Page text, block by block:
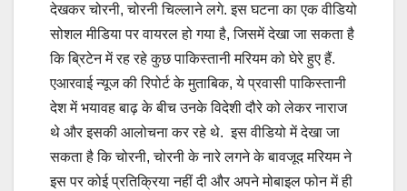
देखकर चोरनी, चोरनी चिल्लाने लगे. इस घटना का एक वीडियो
सोशल मीडिया पर वायरल हो गया है, जिसमें देखा जा सकता है
कि ब्रिटेन में रह रहे कुछ पाकिस्तानी मरियम को घेरे हुए हैं.
एआरवाई न्यूज की रिपोर्ट के मुताबिक, ये प्रवासी पाकिस्तानी
देश में भयावह बाढ़ के बीच उनके विदेशी दौरे को लेकर नाराज
थे और इसकी आलोचना कर रहे थे. इस वीडियो में देखा जा
सकता है कि चोरनी, चोरनी के नारे लगने के बावजूद मरियम ने
इस पर कोई प्रतिक्रिया नहीं दी और अपने मोबाइल फोन में ही